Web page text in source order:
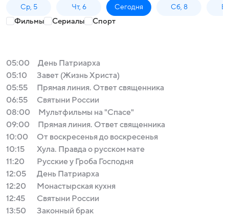
Ср, 5 Чт, 6 Сегодня Сб, 8
Фильмы Сериалы Спорт
05:00
День Патриарха
05:10
Завет (Жизнь Христа)
05:55
Прямая линия. Ответ священника
06:55
Святыни России
08:00
Мультфильмы на "Спасе"
09:00
Прямая линия. Ответ священника
10:00
От воскресенья до воскресенья
10:15
Хула. Правда о русском мате
11:20
Русские у Гроба Господня
12:05
День Патриарха
12:20
Монастырская кухня
12:45
Святыни России
13:50
Законный брак